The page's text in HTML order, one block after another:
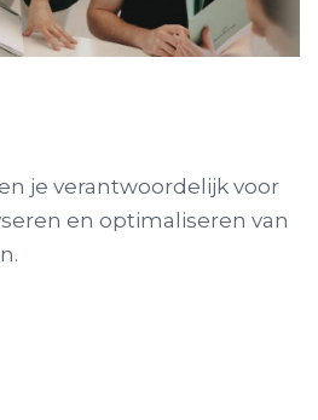
je verantwoordelijk voor
en optimaliseren van